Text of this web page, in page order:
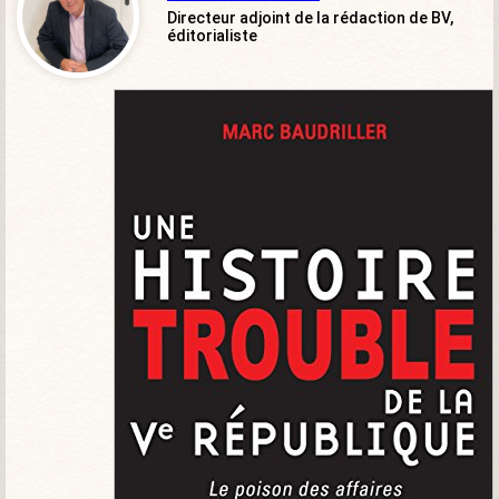
Directeur adjoint de la rédaction de BV,
éditorialiste